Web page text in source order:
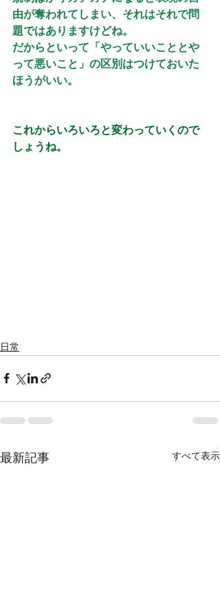
由が奪われてしまい、それはそれで問
題ではありますけどね。
だからといって「やっていいこととや
って悪いこと」の区別はつけておいた
ほうがいい。
これからいろいろと変わっていくので
しょうね。
日常
最新記事 すべて表示